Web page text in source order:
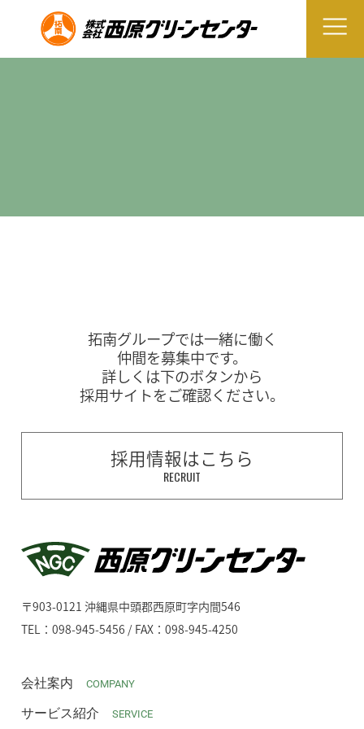
拓南グループでは一緒に働く
仲間を募集中です。
詳しくは下のボタンから
採用サイトをご確認ください。
採用情報はこちら
RECRUIT
〒903-0121 沖縄県中頭郡西原町字内間546
TEL：098-945-5456 / FAX：098-945-4250
会社案内 COMPANY
サービス紹介 SERVICE